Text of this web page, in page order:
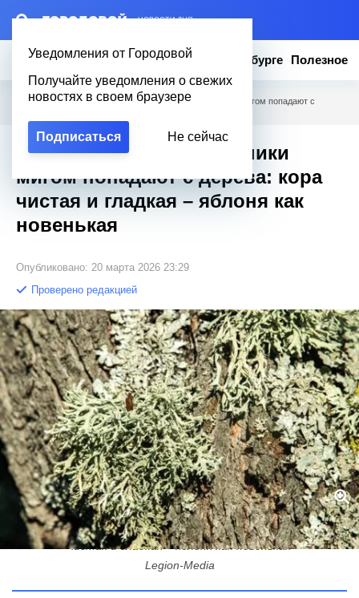
– НОВОСТИ ДНЯ
Уведомления от Городовой
Получайте уведомления о свежих
новостях в своем браузере
Подписаться Не сейчас
Новости Эксклюзив Вопросы о Петербурге Полезное
Городовой Полезное / Сделайте так – и лишайники мигом попадают с
Сделайте так – и лишайники
мигом попадают с дерева: кора
чистая и гладкая – яблоня как
новенькая
Опубликовано: 20 марта 2026 23:29
Проверено редакцией
Сделайте так – и лишайники мигом попадают с дерева: кора
чистая и гладкая – яблоня как новенькая
Legion-Media